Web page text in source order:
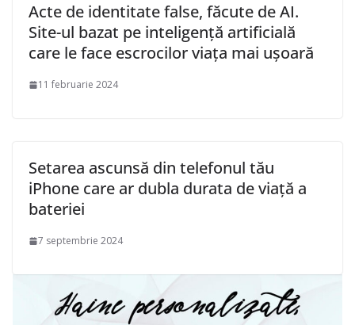
Acte de identitate false, făcute de AI.
Site-ul bazat pe inteligență artificială
care le face escrocilor viața mai ușoară
11 februarie 2024
Setarea ascunsă din telefonul tău
iPhone care ar dubla durata de viață a
bateriei
7 septembrie 2024